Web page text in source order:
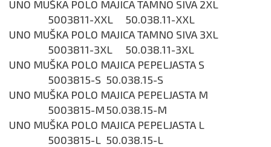
UNO MUŠKA POLO MAJICA TAMNO SIVA 2XL
5003811-XXL
50.038.11-XXL
UNO MUŠKA POLO MAJICA TAMNO SIVA 3XL
5003811-3XL
50.038.11-3XL
UNO MUŠKA POLO MAJICA PEPELJASTA S
5003815-S 50.038.15-S
UNO MUŠKA POLO MAJICA PEPELJASTA M
5003815-M50.038.15-M
UNO MUŠKA POLO MAJICA PEPELJASTA L
5003815-L 50.038.15-L